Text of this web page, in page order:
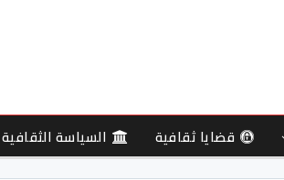
قضايا ثقافية السياسة الثقافية